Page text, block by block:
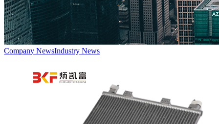
Company NewsIndustry News